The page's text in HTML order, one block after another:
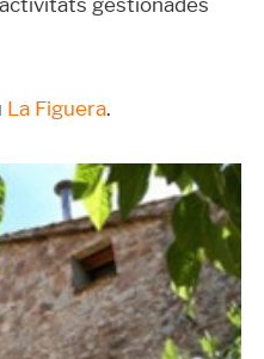
La Figuera.